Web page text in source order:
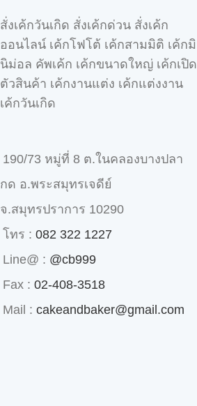
สั่งเค้กวันเกิด สั่งเค้กด่วน สั่งเค้ก
ออนไลน์ เค้กโฟโต้ เค้กสามมิติ เค้กมิ
นิม่อล คัพเค้ก เค้กขนาดใหญ่ เค้กเปิด
ตัวสินค้า เค้กงานแต่ง เค้กแต่งงาน
เค้กวันเกิด
190/73 หมู่ที่ 8 ต.ในคลองบางปลา
กด อ.พระสมุทรเจดีย์
จ.สมุทรปราการ 10290
โทร : 082 322 1227
Line@ : @cb999
Fax : 02-408-3518
Mail : cakeandbaker@gmail.com